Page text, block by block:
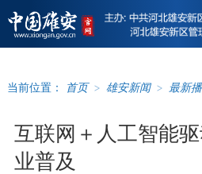
当前位置： 首页 > 雄安新闻 > 最新
互联网＋人工智能
业普及